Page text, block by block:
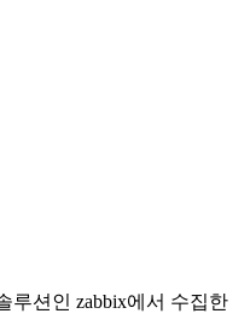
루션인 zabbix에서 수집한